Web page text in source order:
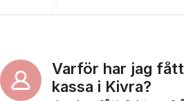
Varför har jag
kassa i Kivra?